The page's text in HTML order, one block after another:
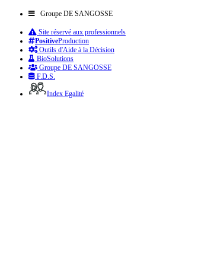
Groupe DE SANGOSSE
Site réservé aux professionnels
PositiveProduction
Outils d'Aide à la Décision
BioSolutions
Groupe DE SANGOSSE
F.D.S.
Index Egalité